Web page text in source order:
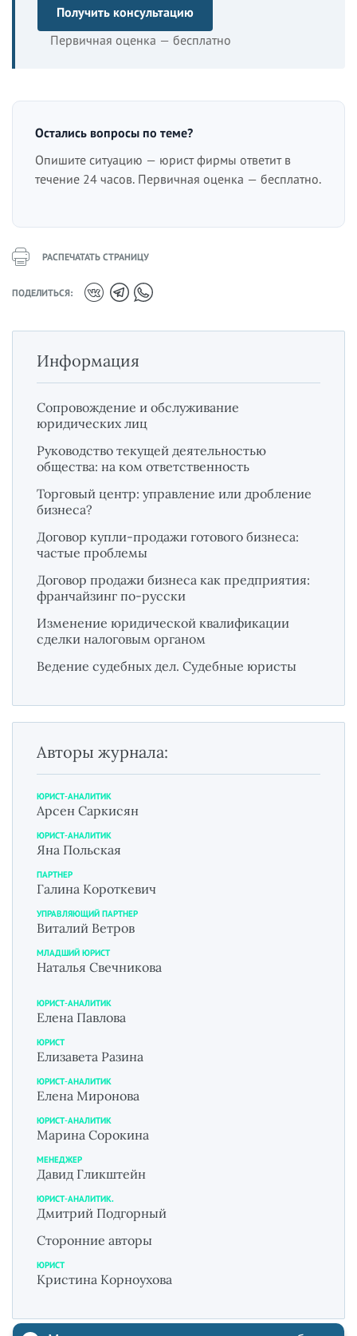
Получить консультацию
Первичная оценка — бесплатно
Остались вопросы по теме?
Опишите ситуацию — юрист фирмы ответит в
течение 24 часов. Первичная оценка — бесплатно.
РАСПЕЧАТАТЬ СТРАНИЦУ
ПОДЕЛИТЬСЯ:
Информация
Сопровождение и обслуживание
юридических лиц
Руководство текущей деятельностью
общества: на ком ответственность
Торговый центр: управление или дробление
бизнеса?
Договор купли-продажи готового бизнеса:
частые проблемы
Договор продажи бизнеса как предприятия:
франчайзинг по-русски
Изменение юридической квалификации
сделки налоговым органом
Ведение судебных дел. Судебные юристы
Авторы журнала:
ЮРИСТ-АНАЛИТИК
Арсен Саркисян
ЮРИСТ-АНАЛИТИК
Яна Польская
ПАРТНЕР
Галина Короткевич
УПРАВЛЯЮЩИЙ ПАРТНЕР
Виталий Ветров
МЛАДШИЙ ЮРИСТ
Наталья Свечникова
ЮРИСТ-АНАЛИТИК
Елена Павлова
ЮРИСТ
Елизавета Разина
ЮРИСТ-АНАЛИТИК
Елена Миронова
ЮРИСТ-АНАЛИТИК
Марина Сорокина
МЕНЕДЖЕР
Давид Гликштейн
ЮРИСТ-АНАЛИТИК.
Дмитрий Подгорный
Сторонние авторы
ЮРИСТ
Кристина Корноухова